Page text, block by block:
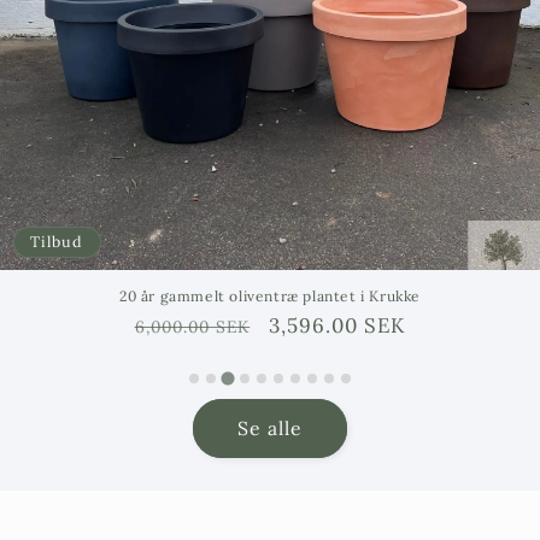
Tilbud
20 år gammelt oliventræ plantet i Krukke
Ordinarie
6,000.00 SEK Försäljningspris
3,596.00 SEK
Se alle